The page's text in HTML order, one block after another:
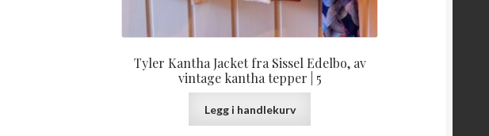
Tyler Kantha Jacket fra Sissel Edelbo, av
vintage kantha tepper | 5
Legg i handlekurv